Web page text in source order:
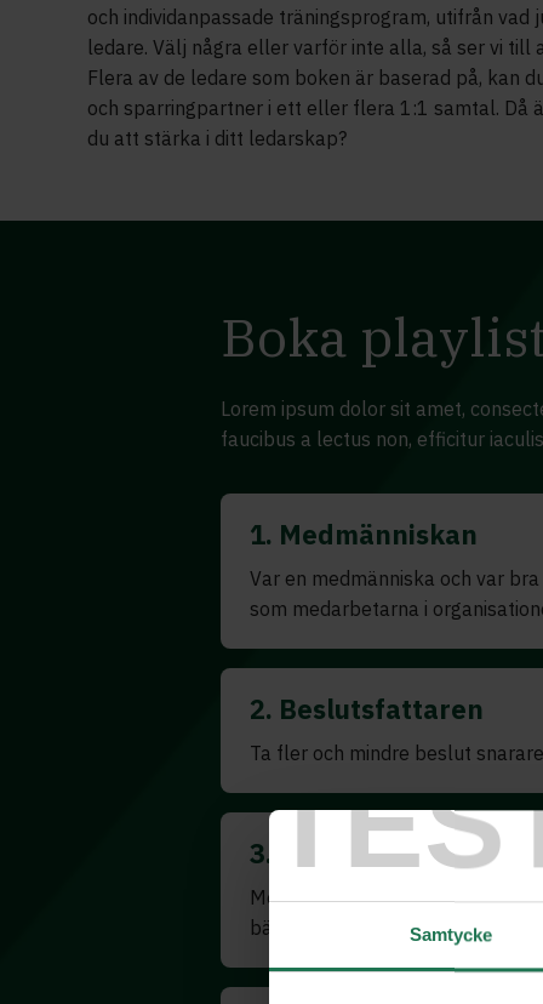
Samtycke
och individanpassade träningsprogram, utifrån
ledare. Välj några eller varför inte alla, så ser vi till
Flera av de ledare som boken är baserad på, kan
och sparringpartner i ett eller flera 1:1 samtal. Då
du att stärka i ditt ledarskap?
Boka
Lorem ipsum dolor sit amet,
faucibus a lectus non, efficitur
1. Medmänniskan
Var en medmänniska och var
som medarbetarna i
2. Beslutsfattaren
Ta fler och mindre beslut
3. Förbättraren
Möjliggör så att människorna
bättre.